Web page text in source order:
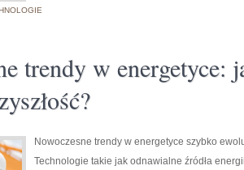
trendy w energetyce:
Nowoczesne trendy w energetyce szybko
Technologie takie jak odnawialne źródła